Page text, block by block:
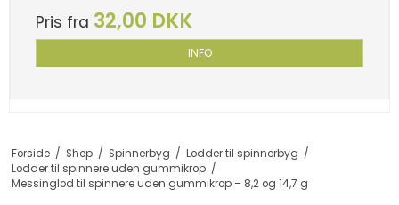
Pris fra 32,00 DKK
INFO
Forside / Shop / Spinnerbyg / Lodder til spinnerbyg /
Lodder til spinnere uden gummikrop /
Messinglod til spinnere uden gummikrop – 8,2 og 14,7 g